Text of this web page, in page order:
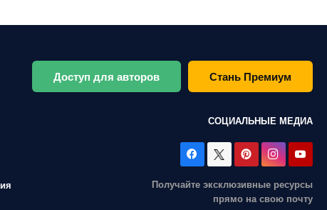
Доступ для авторов Стань Премиум
СОЦИАЛЬНЫЕ МЕДИА
Получайте эксклюзивные ресурсы
прямо на свою почту